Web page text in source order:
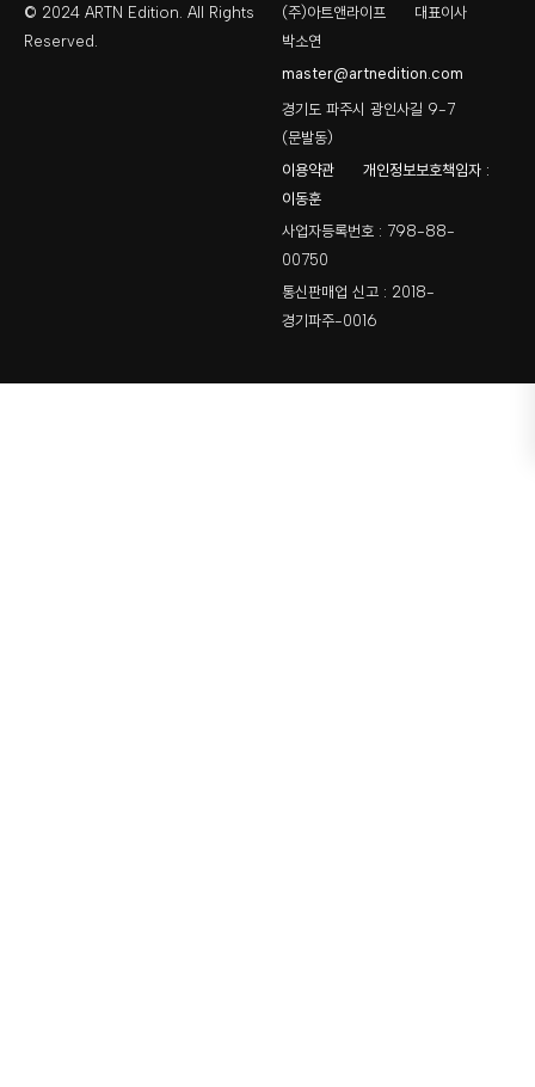
© 2024 ARTN Edition. All Rights
Reserved.
(주)아트앤라이프
대표이사
박소연
master@artnedition.com
경기도 파주시 광인사길 9-7
(문발동)
이용약관
개인정보보호책임자 :
이동훈
사업자등록번호 : 798-88-
00750
통신판매업 신고 : 2018-
경기파주-0016